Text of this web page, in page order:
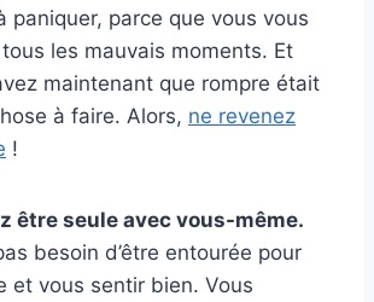
paniquer, parce que vous vous
les mauvais moments. Et
maintenant que rompre était
à faire. Alors, ne revenez
!
être seule avec vous-même.
besoin d’être entourée pour
et vous sentir bien. Vous